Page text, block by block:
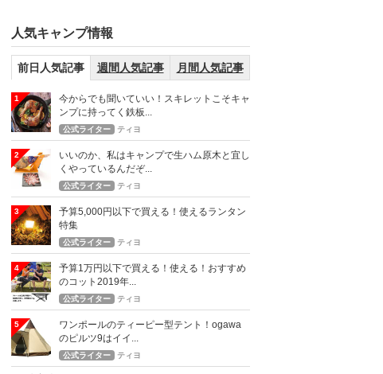
人気キャンプ情報
前日人気記事 週間人気記事 月間人気記事
1
今からでも聞いていい！スキレットこそキャ
ンプに持ってく鉄板...
公式ライター ティヨ
2
いいのか、私はキャンプで生ハム原木と宜し
くやっているんだぞ...
公式ライター ティヨ
3
予算5,000円以下で買える！使えるランタン
特集
公式ライター ティヨ
4
予算1万円以下で買える！使える！おすすめ
のコット2019年...
公式ライター ティヨ
5
ワンポールのティーピー型テント！ogawa
のピルツ9はイイ...
公式ライター ティヨ